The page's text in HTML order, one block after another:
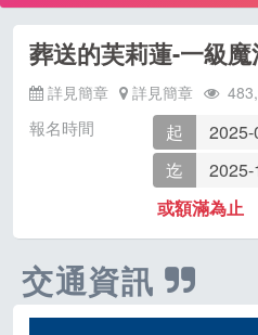
葬送的芙莉蓮-一級
詳見簡章 詳見簡章
報名時間 起
迄
或額滿為止
交通資訊